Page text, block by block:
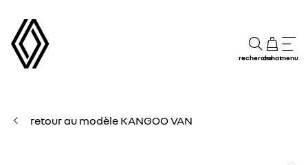
rechercheachatmenu
retour au modèle KANGOO VAN